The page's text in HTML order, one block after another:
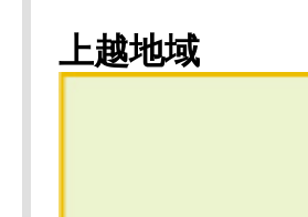
上越地域